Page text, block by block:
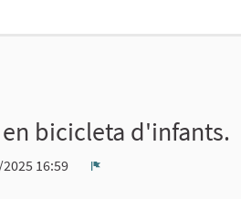
bicicleta d'infants.
16:59